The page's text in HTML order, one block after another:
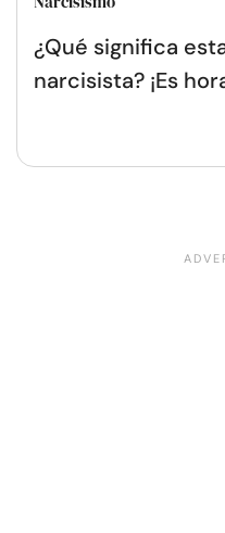
¿Qué significa
narcisista? ¡Es